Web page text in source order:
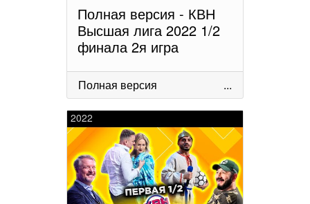
Полная версия - КВН
Высшая лига 2022 1/2
финала 2я игра
Полная версия ...
2022